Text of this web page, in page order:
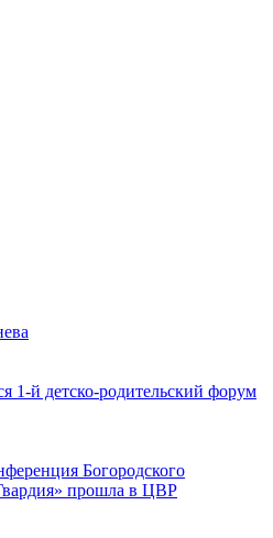
1-й детско-родительский форум
Богородского
прошла в ЦВР